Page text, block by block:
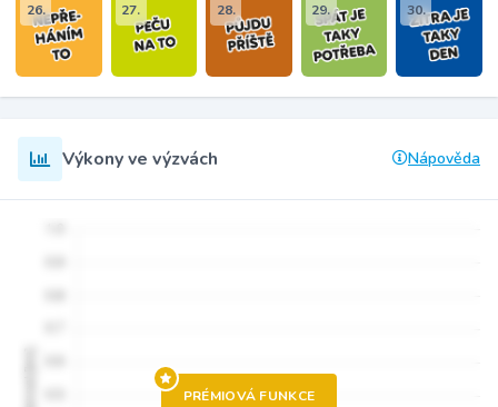
26. 27. 28. 29. 30.
Výkony ve výzvách Nápověda
PRÉMIOVÁ FUNKCE